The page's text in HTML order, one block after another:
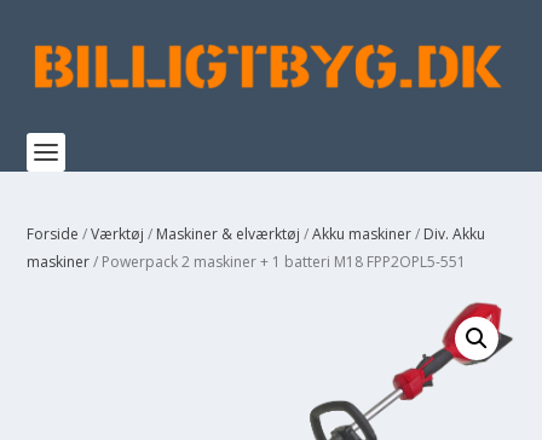
Forside /Værktøj / Maskiner & elværktøj /Akku maskiner/ Div. Akku
maskiner/ Powerpack 2 maskiner + 1 batteri M18 FPP2OPL5-551